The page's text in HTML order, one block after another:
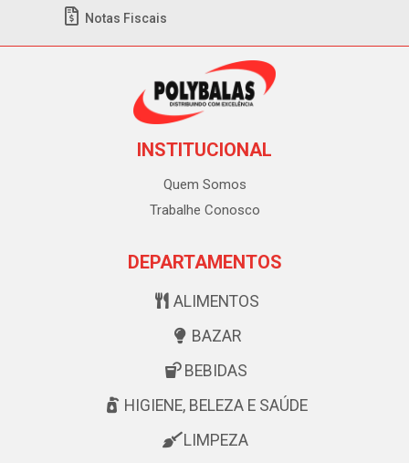
Notas Fiscais
INSTITUCIONAL
Quem Somos
Trabalhe Conosco
DEPARTAMENTOS
ALIMENTOS
BAZAR
BEBIDAS
HIGIENE, BELEZA E SAÚDE
LIMPEZA